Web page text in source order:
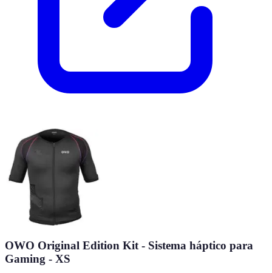
OWO Original Edition Kit - Sistema háptico para
Gaming - XS